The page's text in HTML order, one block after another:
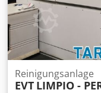
Identifikation und
Abweichungen von
der Beschreibung
bleiben vorbehalten.
Reinigungsanlage
EVT LIMPIO -